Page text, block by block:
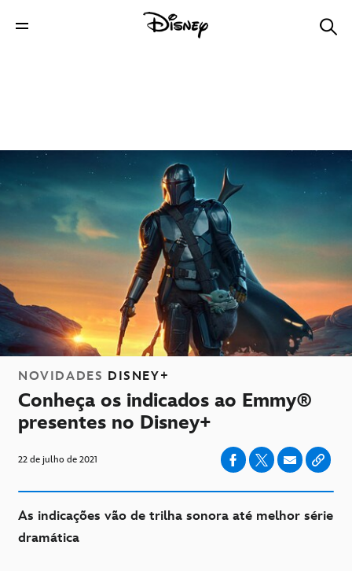
NOVIDADES DISNEY+
Conheça os indicados ao Emmy®
presentes no Disney+
22 de julho de 2021
As indicações vão de trilha sonora até melhor série
dramática